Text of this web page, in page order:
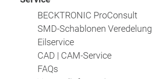
BECKTRONIC ProConsult
SMD-Schablonen Veredelung
Eilservice
CAD | CAM-Service
FAQs